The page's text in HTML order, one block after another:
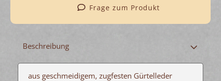
Frage zum Produkt
Beschreibung
aus geschmeidigem, zugfesten Gürtelleder